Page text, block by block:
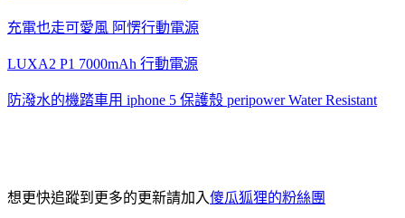
充電也走可愛風 阿愣行動電源
LUXA2 P1 7000mAh 行動電源
防潑水的機踏車用 iphone 5 保護殼 peripower Water Resistant
想更快追蹤到更多的更新請加入傻瓜狐狸的粉絲團